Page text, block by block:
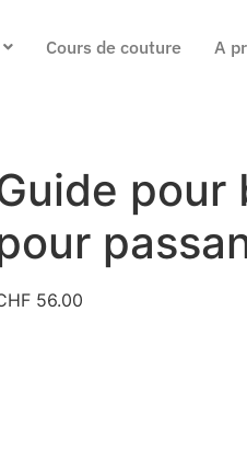
Cours de couture A
pour
56.00